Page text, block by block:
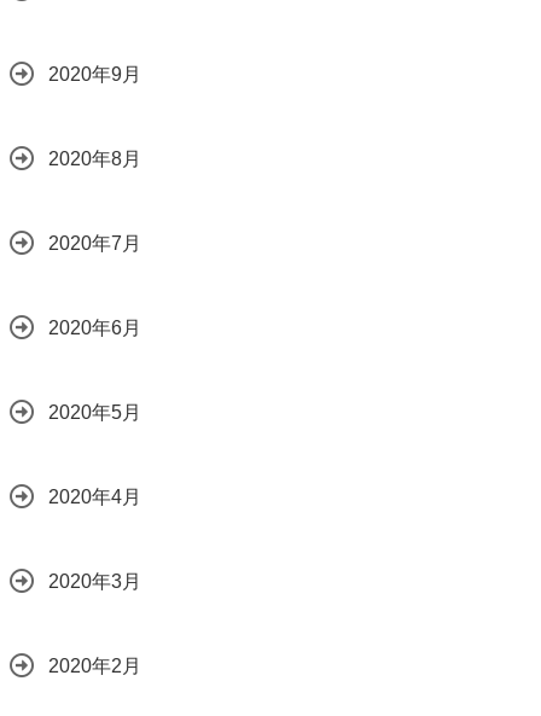
2020年9月
2020年8月
2020年7月
2020年6月
2020年5月
2020年4月
2020年3月
2020年2月